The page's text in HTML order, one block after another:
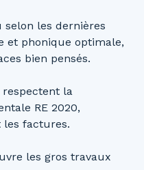
les dernières
et phonique optimale,
bien pensés.
la
RE 2020,
les factures.
les gros travaux